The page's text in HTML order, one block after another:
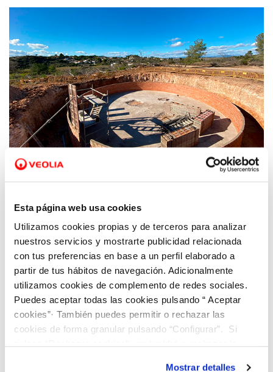
Esta página web usa cookies
Utilizamos cookies propias y de terceros para analizar
nuestros servicios y mostrarte publicidad relacionada
con tus preferencias en base a un perfil elaborado a
partir de tus hábitos de navegación. Adicionalmente
utilizamos cookies de complemento de redes sociales.
Puedes aceptar todas las cookies pulsando “ Aceptar
cookies”· También puedes permitir o rechazar las
cookies de forma granular pulsando “Configurar”. Si
Mostrar detalles
28 DIC 2020
para aumentar la resiliencia a incendios en
el Parc Natural del Túria